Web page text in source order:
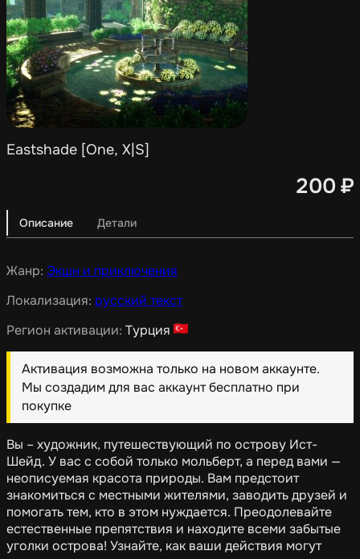
Eastshade [One, X|S]
200 ₽
Описание Детали
Жанр: Экшн и приключения
Локализация: русский текст
Регион активации: Турция
Активация возможна только на новом аккаунте.
Мы создадим для вас аккаунт бесплатно при
покупке
Вы – художник, путешествующий по острову Ист-
Шейд. У вас с собой только мольберт, а перед вами —
неописуемая красота природы. Вам предстоит
знакомиться с местными жителями, заводить друзей и
помогать тем, кто в этом нуждается. Преодолевайте
естественные препятствия и находите всеми забытые
уголки острова! Узнайте, как ваши действия могут